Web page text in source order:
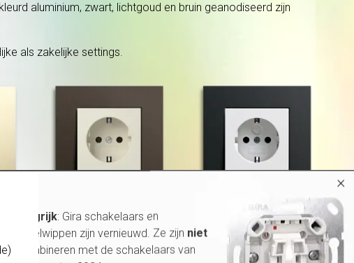
aluminium, zwart, lichtgoud en bruin geanodiseerd zijn
als zakelijke settings.
×
Belangrijk: Gira schakelaars en
schakelwippen zijn vernieuwd. Ze zijn niet
te combineren met de schakelaars van